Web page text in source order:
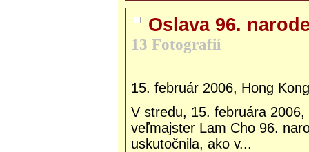
Oslava 96.
13 Fotografií
15. február 2006, Hong Kong
V stredu, 15. februára
veľmajster Lam Cho 96.
uskutočnila, ako v...